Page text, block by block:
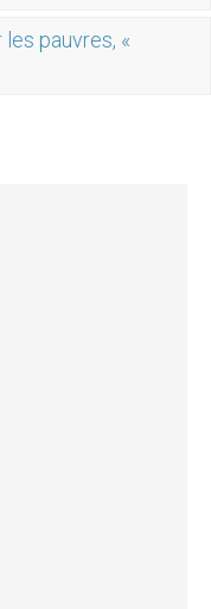
pauvres, «